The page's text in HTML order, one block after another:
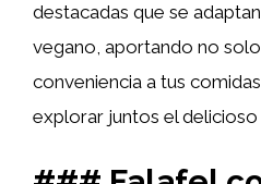
destacadas que se
vegano, aportando no
conveniencia a tus
explorar juntos el